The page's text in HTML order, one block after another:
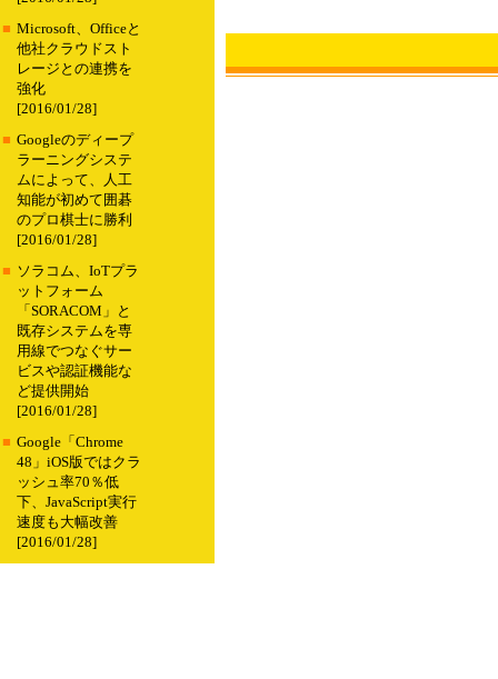
■ Microsoft、Officeと
他社クラウドスト
レージとの連携を
強化
[2016/01/28]
■ Googleのディープ
ラーニングシステ
ムによって、人工
知能が初めて囲碁
のプロ棋士に勝利
[2016/01/28]
■ ソラコム、IoTプラ
ットフォーム
「SORACOM」と
既存システムを専
用線でつなぐサー
ビスや認証機能な
ど提供開始
[2016/01/28]
■ Google「Chrome
48」iOS版ではクラ
ッシュ率70％低
下、JavaScript実行
速度も大幅改善
[2016/01/28]